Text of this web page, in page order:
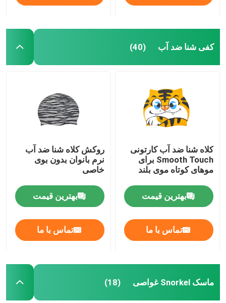
کفی شنا ضد آب (40)
کلاه شنا ضد آب کارتونی
Smooth Touch برای
موهای کوتاه موی بلند
بهترین قیمت
تماس با ما
روکش کلاه شنا ضد آب
نرم بانوان بدون بوی
خاصی
بهترین قیمت
تماس با ما
ماسک Snorkel غواصی (18)